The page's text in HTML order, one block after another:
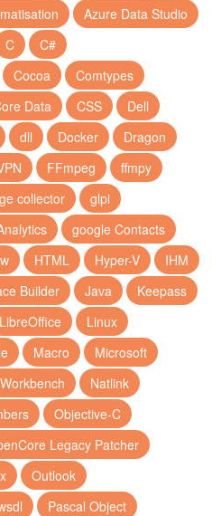
Azure Data Studio
C
C#
Cocoa
Comtypes
Data CSS
Dell
dll Docker
Dragon
FFmpeg
ffmpy
collector
glpi
google Contacts
HTML Hyper-V
IHM
Builder Java
Keepass
LibreOffice
Linux
Macro
Microsoft
Natlink
Objective-C
Legacy Patcher
Outlook
Pascal Object